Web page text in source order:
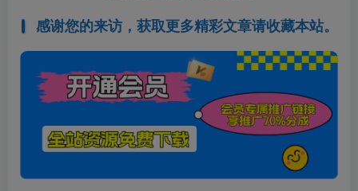
感谢您的来访，获取更多精彩文章请收藏本站。